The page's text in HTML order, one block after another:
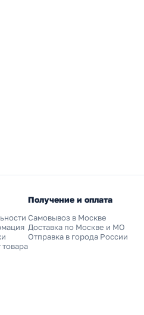
Получение и оплата
Самовывоз в Москве
Доставка по Москве и МО
Отправка в города России